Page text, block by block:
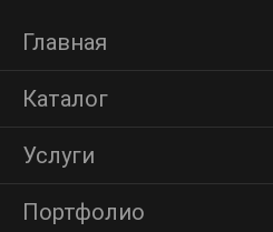
Главная
Каталог
Услуги
Портфолио